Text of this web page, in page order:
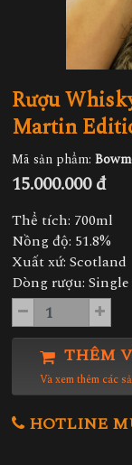
Rượu
Martin
Mã sản phẩm:
15.000.000 đ
Thể tích: 700ml
Nồng độ: 51.8%
Xuất xứ: Scotland
Dòng rượu:
THÊM
Và xem thêm các
HOTLINE